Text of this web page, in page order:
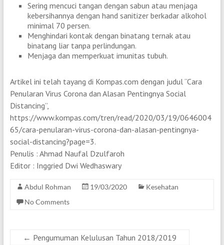
Sering mencuci tangan dengan sabun atau menjaga
kebersihannya dengan hand sanitizer berkadar alkohol
minimal 70 persen.
Menghindari kontak dengan binatang ternak atau
binatang liar tanpa perlindungan.
Menjaga dan memperkuat imunitas tubuh.
Artikel ini telah tayang di Kompas.com dengan judul “Cara
Penularan Virus Corona dan Alasan Pentingnya Social
Distancing”,
https://www.kompas.com/tren/read/2020/03/19/0646004
65/cara-penularan-virus-corona-dan-alasan-pentingnya-
social-distancing?page=3.
Penulis : Ahmad Naufal Dzulfaroh
Editor : Inggried Dwi Wedhaswary
Abdul Rohman 19/03/2020
Kesehatan
No Comments
← Pengumuman Kelulusan Tahun 2018/2019